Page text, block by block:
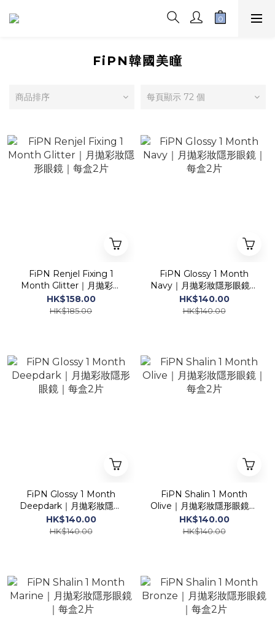
FiPN韓國美瞳
商品排序 每頁顯示 72 個
FiPN Renjel Fixing 1
Month Glitter｜月拋彩妝
隱形眼鏡｜每盒2片
HK$158.00
HK$185.00
FiPN Glossy 1 Month
Navy｜月拋彩妝隱形眼鏡｜
每盒2片
HK$140.00
HK$140.00
FiPN Glossy 1 Month
Deepdark｜月拋彩妝隱形
眼鏡｜每盒2片
HK$140.00
HK$140.00
FiPN Shalin 1 Month
Olive｜月拋彩妝隱形眼鏡｜
每盒2片
HK$140.00
HK$140.00